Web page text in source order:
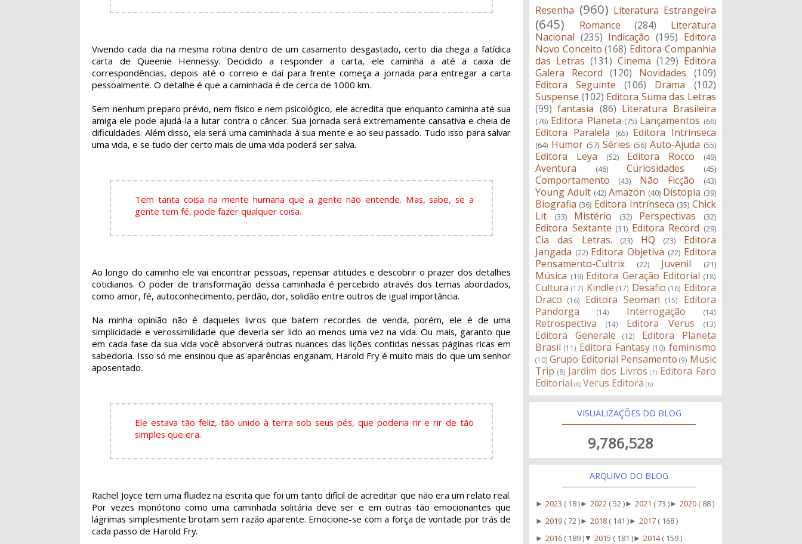
Vivendo cada dia na mesma rotina dentro de um casamento desgastado, certo dia chega a fatídica
carta de Queenie Hennessy. Decidido a responder a carta, ele caminha a até a caixa de
correspondências, depois até o correio e daí para frente começa a jornada para entregar a carta
pessoalmente. O detalhe é que a caminhada é de cerca de 1000 km.
Sem nenhum preparo prévio, nem físico e nem psicológico, ele acredita que enquanto caminha até sua
amiga ele pode ajudá-la a lutar contra o câncer. Sua jornada será extremamente cansativa e cheia de
dificuldades. Além disso, ela será uma caminhada à sua mente e ao seu passado. Tudo isso para salvar
uma vida, e se tudo der certo mais de uma vida poderá ser salva.
Tem tanta coisa na mente humana que a gente não entende. Mas, sabe, se a
gente tem fé, pode fazer qualquer coisa.
Ao longo do caminho ele vai encontrar pessoas, repensar atitudes e descobrir o prazer dos detalhes
cotidianos. O poder de transformação dessa caminhada é percebido através dos temas abordados,
como amor, fé, autoconhecimento, perdão, dor, solidão entre outros de igual importância.
Na minha opinião não é daqueles livros que batem recordes de venda, porém, ele é de uma
simplicidade e verossimilidade que deveria ser lido ao menos uma vez na vida. Ou mais, garanto que
em cada fase da sua vida você absorverá outras nuances das lições contidas nessas páginas ricas em
sabedoria. Isso só me ensinou que as aparências enganam, Harold Fry é muito mais do que um senhor
aposentado.
Ele estava tão feliz, tão unido à terra sob seus pés, que poderia rir e rir de tão
simples que era.
Rachel Joyce tem uma fluidez na escrita que foi um tanto difícil de acreditar que não era um relato real.
Por vezes monótono como uma caminhada solitária deve ser e em outras tão emocionantes que
lágrimas simplesmente brotam sem razão aparente. Emocione-se com a força de vontade por trás de
cada passo de Harold Fry.
Resenha (960) Literatura Estrangeira
(645) Romance (284)
Literatura
Nacional (235) Indicação (195) Editora
Novo Conceito (168) Editora Companhia
das Letras (131) Cinema (129) Editora
Galera Record
(120) Novidades
(109)
Editora Seguinte
(106) Drama
(102)
Suspense (102) Editora Suma das Letras
(99) fantasia (86) Literatura Brasileira
(76) Editora Planeta (75) Lançamentos (66)
Editora Paralela (65) Editora Intrinseca
(64) Humor (57) Séries (56) Auto-Ajuda (55)
Editora Leya (52) Editora Rocco (49)
Aventura (46) Curiosidades (45)
Comportamento (43) Não Ficção (43)
Young Adult (42) Amazon (40) Distopia (39)
Biografia (36) Editora Intrínseca (35) Chick
Lit
(33) Mistério (32) Perspectivas (32)
Editora Sextante (31) Editora Record (29)
Cia das Letras. (23) HQ (23)
Editora
Jangada (22) Editora Objetiva (22) Editora
Pensamento-Cultrix
(22) Juvenil (21)
Música (19) Editora Geração Editorial (18)
Cultura (17) Kindle (17) Desafio (16) Editora
Draco
(16) Editora Seoman (15)
Editora
Pandorga
(14) Interrogação (14)
Retrospectiva (14) Editora Verus (13)
Editora Generale (12)
Editora Planeta
Brasil (11) Editora Fantasy (10) feminismo
(10) Grupo Editorial Pensamento (9) Music
Trip (8) Jardim dos Livros (7) Editora Faro
Editorial (6) Verus Editora (6)
VISUALIZAÇÕES DO BLOG
9,786,528
ARQUIVO DO BLOG
►2023 ( 18 )►2022 ( 52 )►2021 ( 73 )►2020 ( 88 )
►2019 ( 72 )►2018 ( 141 )►2017 ( 168 )
►2016 ( 189 ) ▼2015 ( 181 )►2014( 159 )